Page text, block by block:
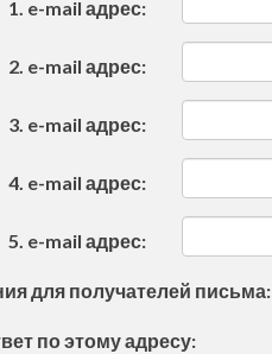
1. e-mail адрес:
2. e-mail адрес:
3. e-mail адрес:
4. e-mail адрес:
5. e-mail адрес:
для получателей письма:
по этому адресу: